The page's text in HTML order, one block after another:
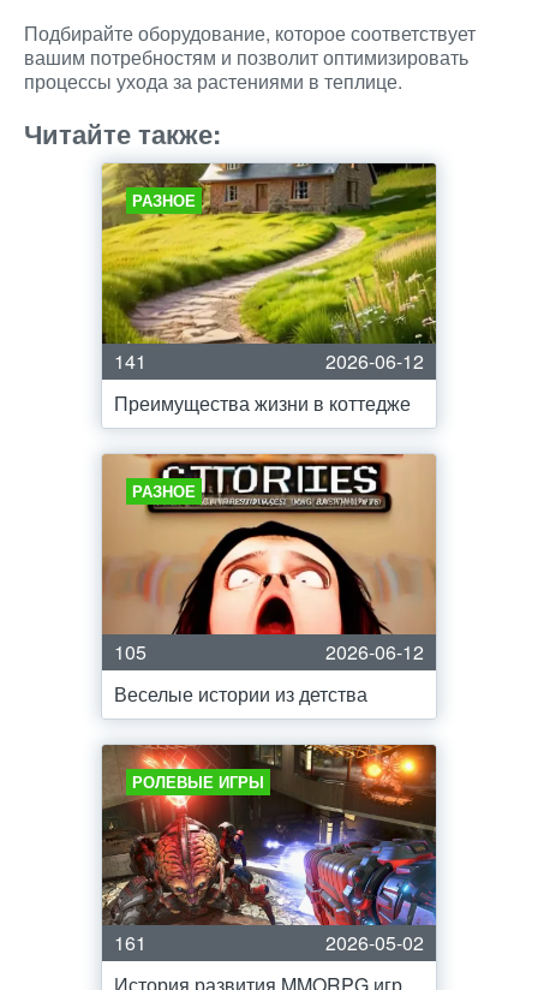
Подбирайте оборудование, которое соответствует
вашим потребностям и позволит оптимизировать
процессы ухода за растениями в теплице.
Читайте также:
РАЗНОЕ
141
2026-06-12
Преимущества жизни в коттедже
РАЗНОЕ
105
2026-06-12
Веселые истории из детства
РОЛЕВЫЕ ИГРЫ
161
2026-05-02